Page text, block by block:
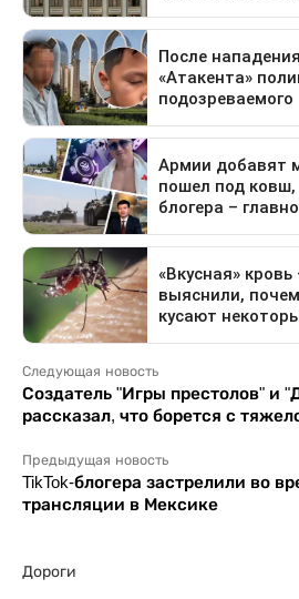
Следующая новость
Создатель "Игры престолов" и
рассказал, что борется с
Предыдущая новость
TikTok-блогера застрелили во
трансляции в Мексике
Дороги